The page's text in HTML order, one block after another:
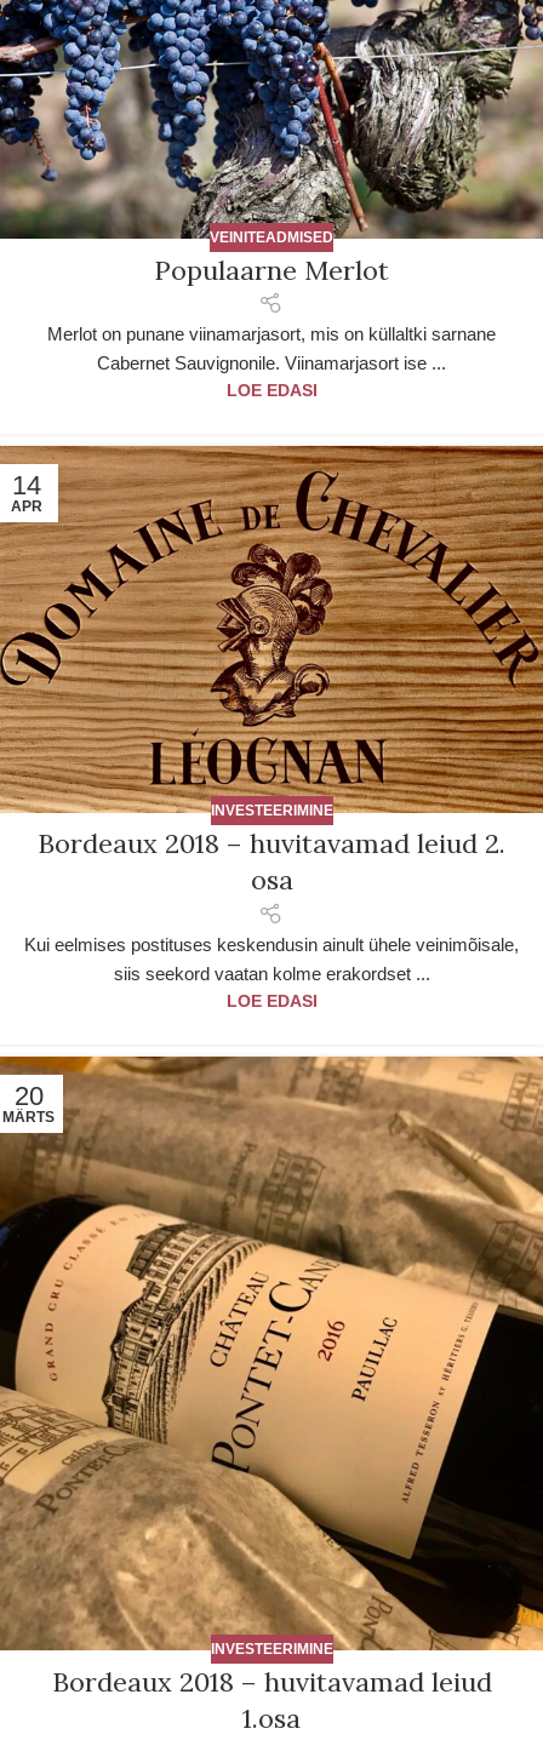
VEINITEADMISED
Populaarne Merlot
Merlot on punane viinamarjasort, mis on küllaltki sarnane
Cabernet Sauvignonile. Viinamarjasort ise ...
LOE EDASI
14
APR
INVESTEERIMINE
Bordeaux 2018 – huvitavamad leiud 2.
osa
Kui eelmises postituses keskendusin ainult ühele veinimõisale,
siis seekord vaatan kolme erakordset ...
LOE EDASI
20
MÄRTS
INVESTEERIMINE
Bordeaux 2018 – huvitavamad leiud
1.osa